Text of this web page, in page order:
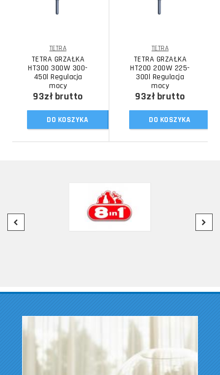
TETRA
TETRA GRZAŁKA
HT300 300W 300-
450l Regulacja
mocy
93złbrutto
DO KOSZYKA
TETRA
TETRA GRZAŁKA
HT200 200W 225-
300l Regulacja
mocy
93złbrutto
DO KOSZYKA